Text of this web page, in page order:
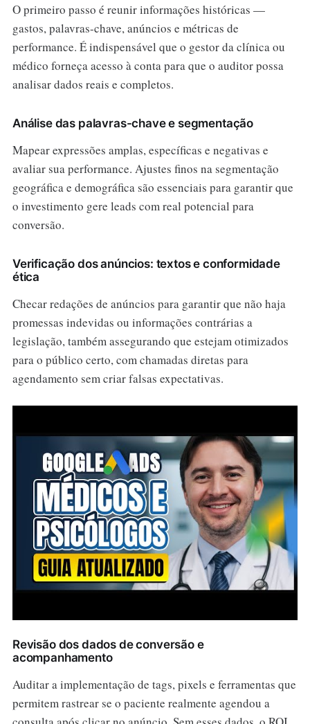
O primeiro passo é reunir informações históricas —
gastos, palavras-chave, anúncios e métricas de
performance. É indispensável que o gestor da clínica ou
médico forneça acesso à conta para que o auditor possa
analisar dados reais e completos.
Análise das palavras-chave e segmentação
Mapear expressões amplas, específicas e negativas e
avaliar sua performance. Ajustes finos na segmentação
geográfica e demográfica são essenciais para garantir que
o investimento gere leads com real potencial para
conversão.
Verificação dos anúncios: textos e conformidade
ética
Checar redações de anúncios para garantir que não haja
promessas indevidas ou informações contrárias a
legislação, também assegurando que estejam otimizados
para o público certo, com chamadas diretas para
agendamento sem criar falsas expectativas.
Revisão dos dados de conversão e
acompanhamento
Auditar a implementação de tags, pixels e ferramentas que
permitem rastrear se o paciente realmente agendou a